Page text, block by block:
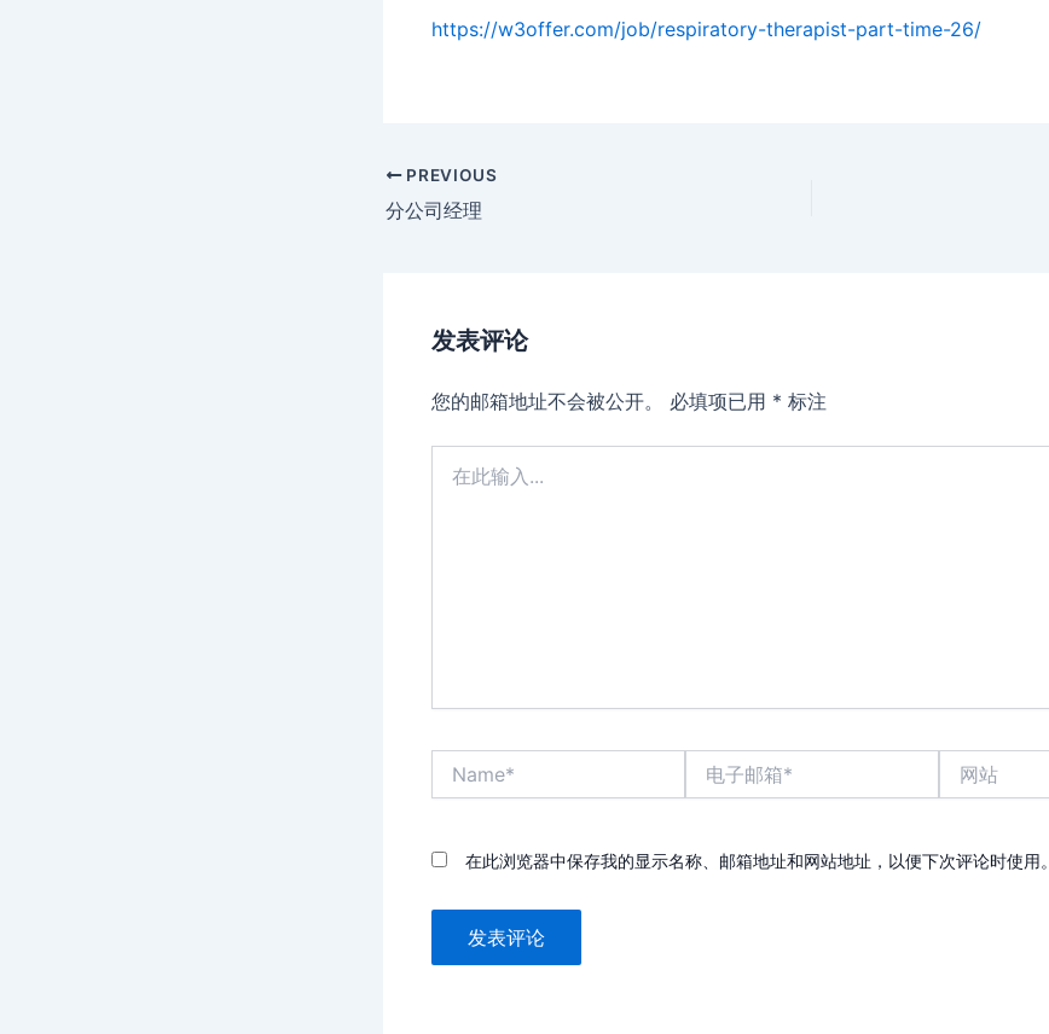
https://w3offer.com/job/respiratory-therapist-part-time-26/
Post
navigation
PREVIOUS
分公司经理
发表评论
您的邮箱地址不会被公开。 必填项已用 * 标注
*
在此浏览器中保存我的显示名称、邮箱地址和网站地址，以便下次评论时使用。